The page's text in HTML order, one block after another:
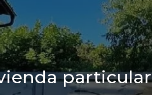
particular